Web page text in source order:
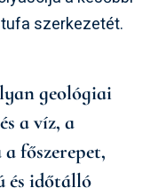
szerkezetét.
geológiai
a víz, a
főszerepet,
és időtálló